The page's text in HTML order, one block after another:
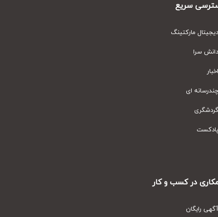
سریع
مارکتینگ
سرا
ای
در کسب و کار
رایگان